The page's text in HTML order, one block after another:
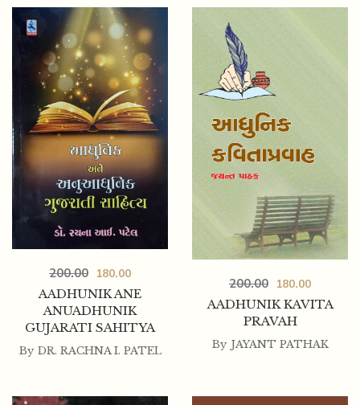
AADHUNIK ANE
ANUADHUNIK
GUJARATI SAHITYA
200.00 180.00
By DR. RACHNA I. PATEL
AADHUNIK KAVITA
PRAVAH
200.00 180.00
By JAYANT PATHAK